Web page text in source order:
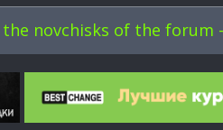
novchisks of the forum